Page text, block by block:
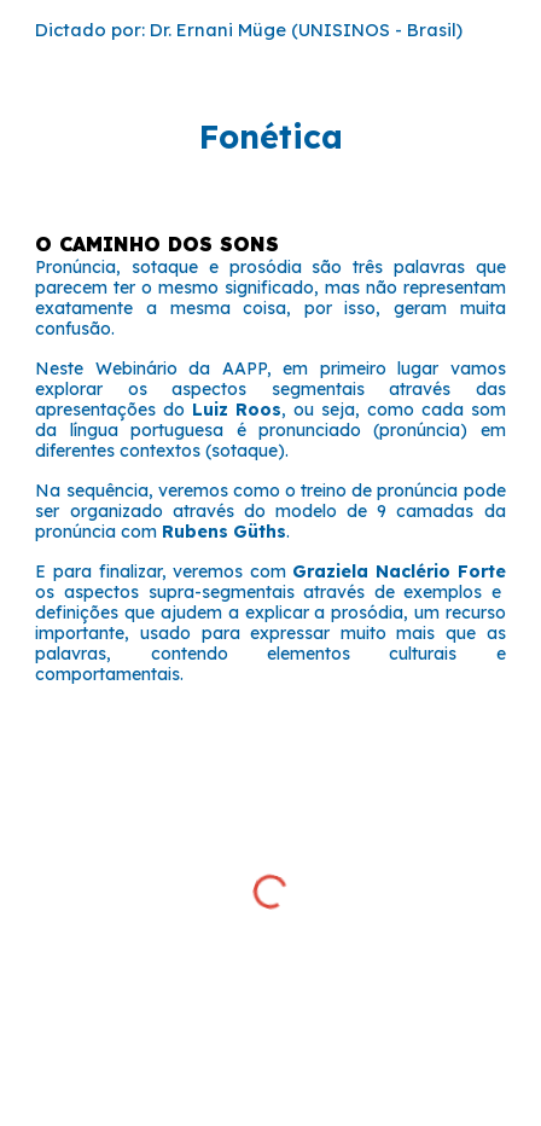
Dictado por: Dr. Ernani Müge (UNISINOS - Brasil)
Fonética
O CAMINHO DOS SONS
Pronúncia, sotaque e prosódia são três palavras que
parecem ter o mesmo significado, mas não representam
exatamente a mesma coisa, por isso, geram muita
confusão.
Neste Webinário da AAPP, em primeiro lugar vamos
explorar os aspectos segmentais através das
apresentações do Luiz Roos, ou seja, como cada som
da língua portuguesa é pronunciado (pronúncia) em
diferentes contextos (sotaque).
Na sequência, veremos como o treino de pronúncia pode
ser organizado através do modelo de 9 camadas da
pronúncia com Rubens Güths.
E para finalizar, veremos com Graziela Naclério Forte
os aspectos supra-segmentais através de exemplos e
definições que ajudem a explicar a prosódia, um recurso
importante, usado para expressar muito mais que as
palavras, contendo elementos culturais e
comportamentais.